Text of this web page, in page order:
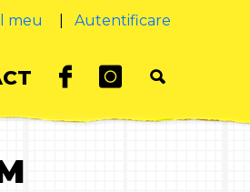
meu Autentificare